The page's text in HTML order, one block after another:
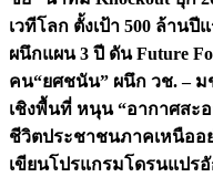
เวทีโลก ตั้งเป้า 500 ล้านปี
ผนึกแผน 3 ปี ดัน Future
คน“ยศชนัน” ผนึก วช. –
เชิงพื้นที่ หนุน “อากาศสะ
ชีวิตประชาชนภาคเหนืออ
เขียนโปรแกรมโดรนแปร